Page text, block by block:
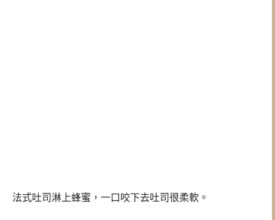
法式吐司淋上蜂蜜，一口咬下去吐司很柔軟。